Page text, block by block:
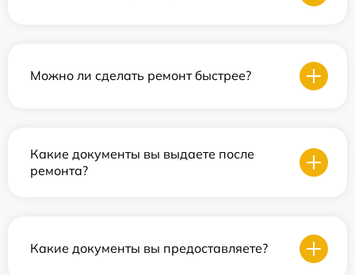
Можно ли сделать ремонт быстрее?
Какие документы вы выдаете после
ремонта?
Какие документы вы предоставляете?